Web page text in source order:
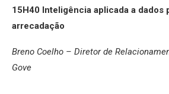
15H40 Inteligência aplicada a dados
arrecadação
Breno Coelho – Diretor de
Gove